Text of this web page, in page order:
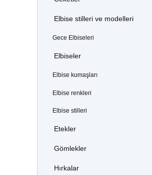
Elbise stilleri ve modelleri
Gece Elbiseleri
Elbiseler
Elbise kumaşları
Elbise renkleri
Elbise stilleri
Etekler
Gömlekler
Hırkalar